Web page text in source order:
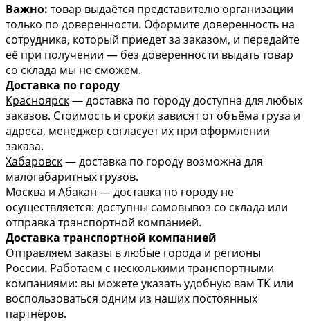
Важно: товар выдаётся представителю организации
только по доверенности. Оформите доверенность на
сотрудника, который приедет за заказом, и передайте
её при получении — без доверенности выдать товар
со склада мы не сможем.
Доставка по городу
Красноярск— доставка по городу доступна для любых
заказов. Стоимость и сроки зависят от объёма груза и
адреса, менеджер согласует их при оформлении
заказа.
Хабаровск— доставка по городу возможна для
малогабаритных грузов.
Москва и Абакан — доставка по городу не
осуществляется: доступны самовывоз со склада или
отправка транспортной компанией.
Доставка транспортной компанией
Отправляем заказы в любые города и регионы
России. Работаем с несколькими транспортными
компаниями: вы можете указать удобную вам ТК или
воспользоваться одним из наших постоянных
партнёров.